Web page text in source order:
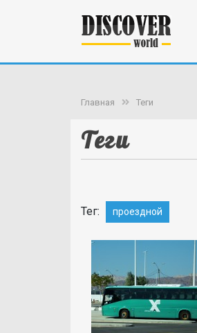
Главная Теги
Теги
Тег: проездной